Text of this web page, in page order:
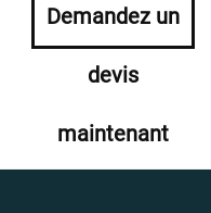
Demandez un
devis
maintenant